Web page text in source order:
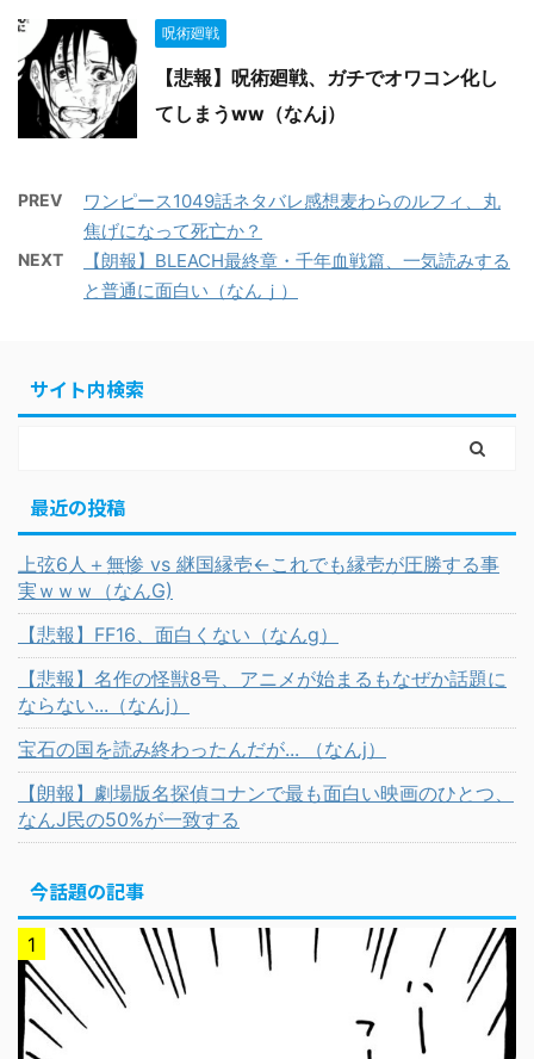
呪術廻戦
【悲報】呪術廻戦、ガチでオワコン化し
てしまうww（なんj）
PREV
ワンピース1049話ネタバレ感想麦わらのルフィ、丸
焦げになって死亡か？
NEXT
【朗報】BLEACH最終章・千年血戦篇、一気読みする
と普通に面白い（なんｊ）
サイト内検索
最近の投稿
上弦6人＋無惨 vs 継国縁壱←これでも縁壱が圧勝する事
実ｗｗｗ（なんG)
【悲報】FF16、面白くない（なんg）
【悲報】名作の怪獣8号、アニメが始まるもなぜか話題に
ならない...（なんj）
宝石の国を読み終わったんだが... （なんj）
【朗報】劇場版名探偵コナンで最も面白い映画のひとつ、
なんJ民の50%が一致する
今話題の記事